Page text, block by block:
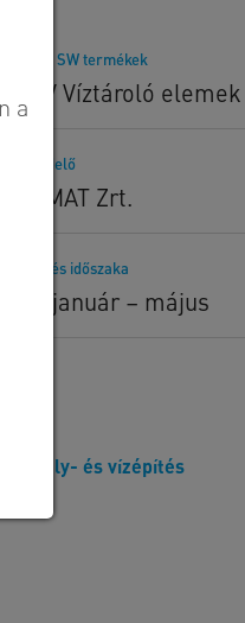
Szállított SW termékek
R300V Víztároló elemek
Megrendelő
STAVMAT Zrt.
Kivitelezés időszaka
2017. január – május
Mély- és vízépítés
a